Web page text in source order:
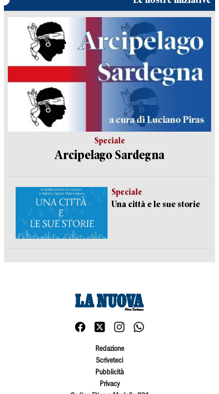
Speciale
Arcipelago Sardegna
Speciale
Una città e le sue storie
Redazione
Scriveteci
Pubblicità
Privacy